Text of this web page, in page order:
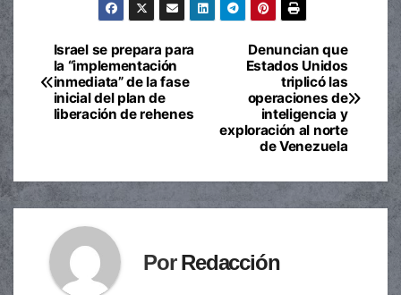
Navegación
de
Denuncian que
Estados Unidos
triplicó las
operaciones de
inteligencia y
exploración al norte
de Venezuela
Israel se prepara para
la “implementación
inmediata” de la fase
inicial del plan de
liberación de rehenes
PorRedacción